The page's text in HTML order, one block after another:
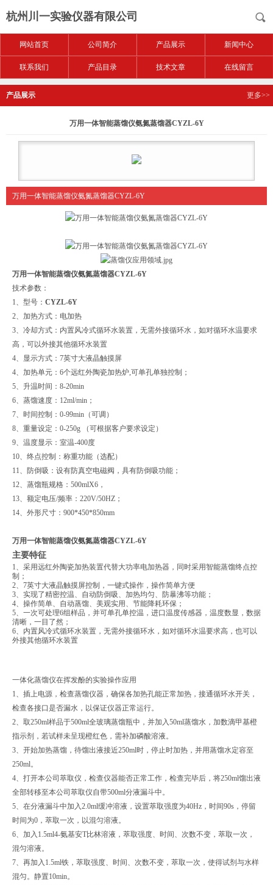
杭州川一实验仪器有限公司
网站首页 公司简介 产品展示 新闻中心
联系我们 产品目录 技术文章 在线留言
产品展示 更多>>
万用一体智能蒸馏仪氨氮蒸馏器CYZL-6Y
万用一体智能蒸馏仪氨氮蒸馏器CYZL-6Y
万用一体智能蒸馏仪氨氮蒸馏器CYZL-6Y
技术参数：
1、型号： CYZL-6Y
2、加热方式：电加热
3、冷却方式：内置风冷式循环水装置，无需外接循环水，如对循环水温要求
高，可以外接其他循环水装置
4、显示方式：7英寸大液晶触摸屏
4、加热单元：6个远红外陶瓷加热炉,可单孔单独控制；
5、升温时间：8-20min
6、蒸馏速度：12ml/min；
7、时间控制：0-99min（可调）
8、重量设定：0-250g （可根据客户要求设定）
9、温度显示：室温-400度
10、终点控制：称重功能（选配）
11、防倒吸：设有防真空电磁阀，具有防倒吸功能；
12、蒸馏瓶规格：500mlX6，
13、额定电压/频率：220V/50HZ；
14、外形尺寸：900*450*850mm
万用一体智能蒸馏仪氨氮蒸馏器CYZL-6Y
主要特征
1、采用远红外陶瓷加热装置代替大功率电加热器，同时采用智能蒸馏终点控
制；
2、7英寸大液晶触摸屏控制，一键式操作，操作简单方便
3、实现了精密控温、自动防倒吸、加热均匀、防暴沸等功能；
4、操作简单、自动蒸馏、美观实用、节能降耗环保；
5、一次可处理6组样品，并可单孔单控温，进口温度传感器，温度数显，数据
清晰，一目了然；
6、内置风冷式循环水装置，无需外接循环水，如对循环水温要求高，也可以
外接其他循环水装置
一体化蒸馏仪在挥发酚的实验操作应用
1、插上电源，检查蒸馏仪器，确保各加热孔能正常加热，接通循环水开关，
检查各接口是否漏水，以保证仪器正常运行。
2、取250ml样品于500ml全玻璃蒸馏瓶中，并加入50ml蒸馏水，加数滴甲基橙
指示剂，若试样未呈现橙红色，需补加磷酸溶液。
3、开始加热蒸馏，待馏出液接近250ml时，停止时加热，并用蒸馏水定容至
250ml。
4、打开本公司萃取仪，检查仪器能否正常工作，检查完毕后，将250ml馏出液
全部转移至本公司萃取仪自带500ml分液漏斗中。
5、在分液漏斗中加入2.0ml缓冲溶液，设置萃取强度为40Hz，时间90s，停留
时间为0，萃取一次，以混匀溶液。
6、加入1.5ml4-氨基安T比林溶液，萃取强度、时间、次数不变，萃取一次，
混匀溶液。
7、再加入1.5ml铁，萃取强度、时间、次数不变，萃取一次，使得试剂与水样
混匀。静置10min。